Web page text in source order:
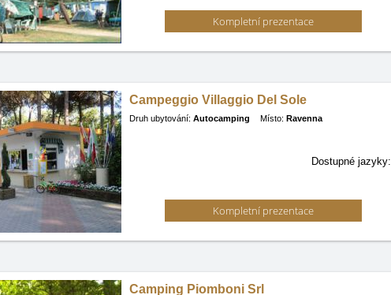
Kompletní prezentace
Campeggio Villaggio Del Sole
Druh ubytování: Autocamping Místo: Ravenna
Dostupné jazyky:
Kompletní prezentace
Camping Piomboni Srl